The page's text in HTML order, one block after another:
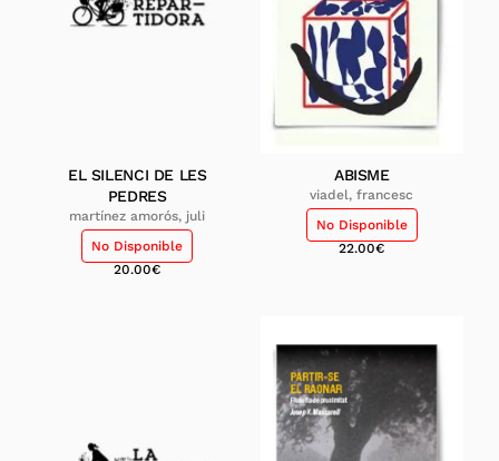
EL SILENCI DE LES
PEDRES
martínez amorós, juli
No Disponible
20.00€
ABISME
viadel, francesc
No Disponible
22.00€